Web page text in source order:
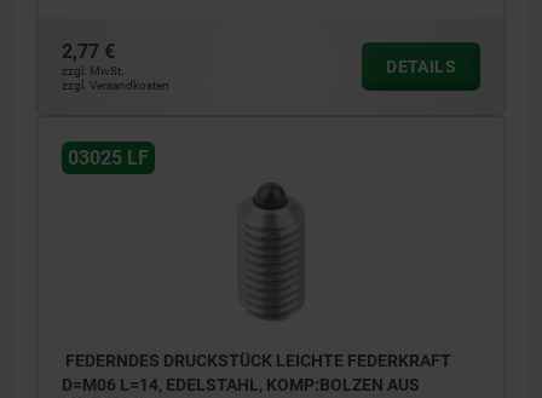
2,77 €
zzgl. MwSt.
zzgl. Versandkosten
DETAILS
03025 LF
FEDERNDES DRUCKSTÜCK LEICHTE FEDERKRAFT
D=M06 L=14, EDELSTAHL, KOMP:BOLZEN AUS